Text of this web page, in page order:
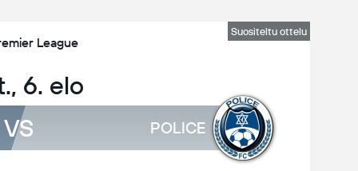
Suositeltu ottelu
League
6. elo
VS POLICE